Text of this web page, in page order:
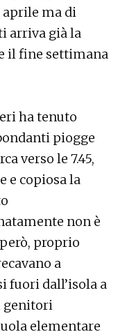
aprile ma di
arriva già la
il fine settimana
ha tenuto
piogge
verso le 7.45,
e copiosa la
non è
proprio
a
fuori dall’isola a
genitori
elementare